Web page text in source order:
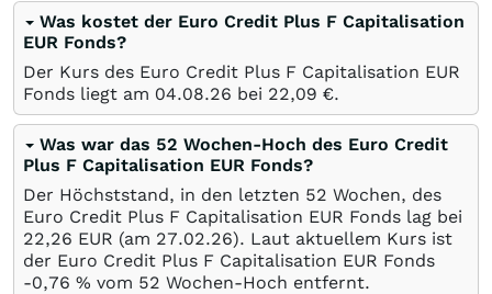
Was kostet der Euro Credit Plus F Capitalisation
EUR Fonds?
Der Kurs des Euro Credit Plus F Capitalisation EUR
Fonds liegt am 04.08.26 bei 22,09 €.
Was war das 52 Wochen-Hoch des Euro Credit
Plus F Capitalisation EUR Fonds?
Der Höchststand, in den letzten 52 Wochen, des
Euro Credit Plus F Capitalisation EUR Fonds lag bei
22,26 EUR (am 27.02.26). Laut aktuellem Kurs ist
der Euro Credit Plus F Capitalisation EUR Fonds
-0,76 % vom 52 Wochen-Hoch entfernt.